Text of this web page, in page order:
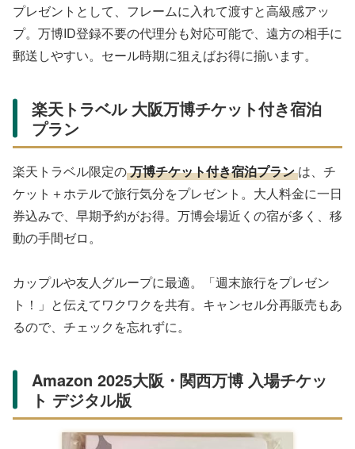
プレゼントとして、フレームに入れて渡すと高級感アッ
プ。万博ID登録不要の代理分も対応可能で、遠方の相手に
郵送しやすい。セール時期に狙えばお得に揃います。
楽天トラベル 大阪万博チケット付き宿泊
プラン
楽天トラベル限定の万博チケット付き宿泊プラン は、チ
ケット＋ホテルで旅行気分をプレゼント。大人料金に一日
券込みで、早期予約がお得。万博会場近くの宿が多く、移
動の手間ゼロ。
カップルや友人グループに最適。「週末旅行をプレゼン
ト！」と伝えてワクワクを共有。キャンセル分再販売もあ
るので、チェックを忘れずに。
Amazon 2025大阪・関西万博 入場チケッ
ト デジタル版